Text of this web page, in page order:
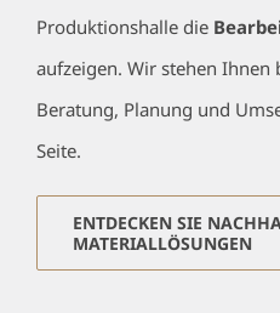
Produktionshalle die
aufzeigen. Wir stehen Ihnen
Beratung, Planung und
Seite.
ENTDECKEN SIE
MATERIALLÖSUNGEN